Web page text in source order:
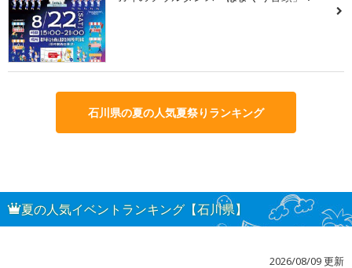
石川県の夏の人気夏祭りランキング
夏の人気イベントランキング【石川県】
2026/08/09 更新